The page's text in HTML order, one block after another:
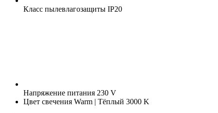
Класс пылевлагозащиты IP20
Напряжение питания 230 V
Цвет свечения Warm | Тёплый 3000 K